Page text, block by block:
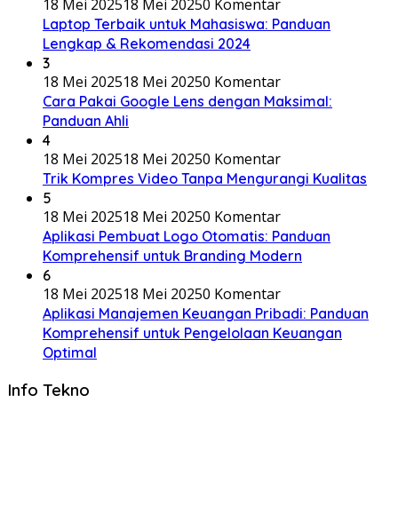
18 Mei 202518 Mei 20250 Komentar
Laptop Terbaik untuk Mahasiswa: Panduan
Lengkap & Rekomendasi 2024
3
18 Mei 202518 Mei 20250 Komentar
Cara Pakai Google Lens dengan Maksimal:
Panduan Ahli
4
18 Mei 202518 Mei 20250 Komentar
Trik Kompres Video Tanpa Mengurangi Kualitas
5
18 Mei 202518 Mei 20250 Komentar
Aplikasi Pembuat Logo Otomatis: Panduan
Komprehensif untuk Branding Modern
6
18 Mei 202518 Mei 20250 Komentar
Aplikasi Manajemen Keuangan Pribadi: Panduan
Komprehensif untuk Pengelolaan Keuangan
Optimal
Info Tekno